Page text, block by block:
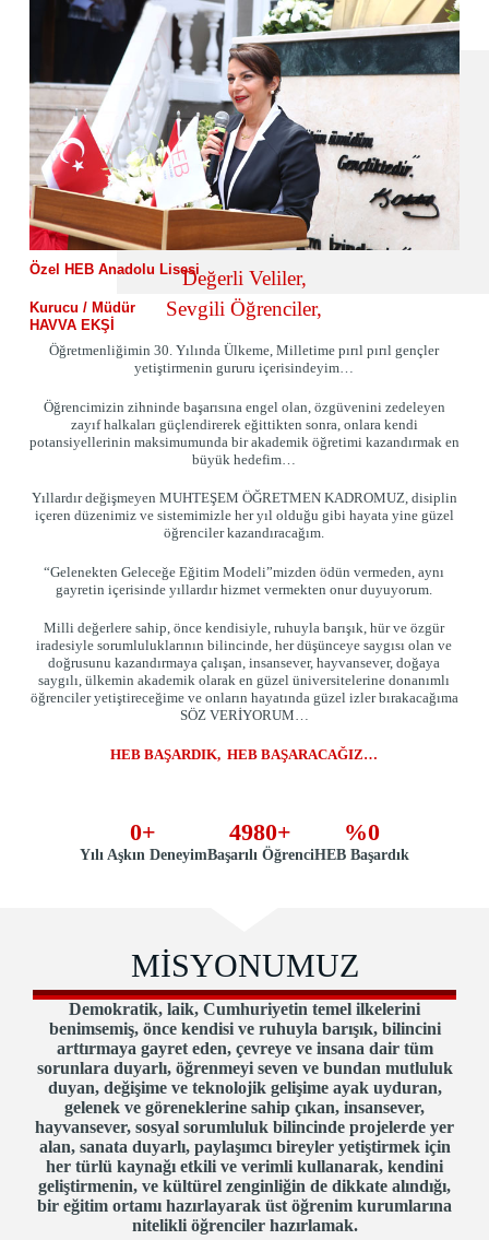
Özel HEB Anadolu Lisesi
Kurucu / Müdür
HAVVA EKŞİ
Değerli Veliler,
Sevgili Öğrenciler,
Öğretmenliğimin 30. Yılında Ülkeme, Milletime pırıl pırıl gençler
yetiştirmenin gururu içerisindeyim…
Öğrencimizin zihninde başarısına engel olan, özgüvenini zedeleyen
zayıf halkaları güçlendirerek eğittikten sonra, onlara kendi
potansiyellerinin maksimumunda bir akademik öğretimi kazandırmak en
büyük hedefim…
Yıllardır değişmeyen MUHTEŞEM ÖĞRETMEN KADROMUZ, disiplin
içeren düzenimiz ve sistemimizle her yıl olduğu gibi hayata yine güzel
öğrenciler kazandıracağım.
“Gelenekten Geleceğe Eğitim Modeli”mizden ödün vermeden, aynı
gayretin içerisinde yıllardır hizmet vermekten onur duyuyorum.
Milli değerlere sahip, önce kendisiyle, ruhuyla barışık, hür ve özgür
iradesiyle sorumluluklarının bilincinde, her düşünceye saygısı olan ve
doğrusunu kazandırmaya çalışan, insansever, hayvansever, doğaya
saygılı, ülkemin akademik olarak en güzel üniversitelerine donanımlı
öğrenciler yetiştireceğime ve onların hayatında güzel izler bırakacağıma
SÖZ VERİYORUM…
HEB BAŞARDIK, HEB BAŞARACAĞIZ…
Yılı Aşkın Deneyim
0+
Başarılı Öğrenci
4980+
HEB Başardık
%0
MİSYONUMUZ
Demokratik, laik, Cumhuriyetin temel ilkelerini
benimsemiş, önce kendisi ve ruhuyla barışık, bilincini
arttırmaya gayret eden, çevreye ve insana dair tüm
sorunlara duyarlı, öğrenmeyi seven ve bundan mutluluk
duyan, değişime ve teknolojik gelişime ayak uyduran,
gelenek ve göreneklerine sahip çıkan, insansever,
hayvansever, sosyal sorumluluk bilincinde projelerde yer
alan, sanata duyarlı, paylaşımcı bireyler yetiştirmek için
her türlü kaynağı etkili ve verimli kullanarak, kendini
geliştirmenin, ve kültürel zenginliğin de dikkate alındığı,
bir eğitim ortamı hazırlayarak üst öğrenim kurumlarına
nitelikli öğrenciler hazırlamak.